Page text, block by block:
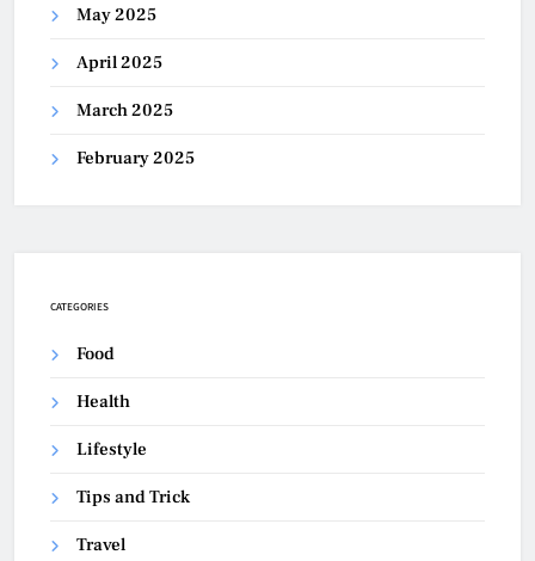
May 2025
April 2025
March 2025
February 2025
CATEGORIES
Food
Health
Lifestyle
Tips and Trick
Travel